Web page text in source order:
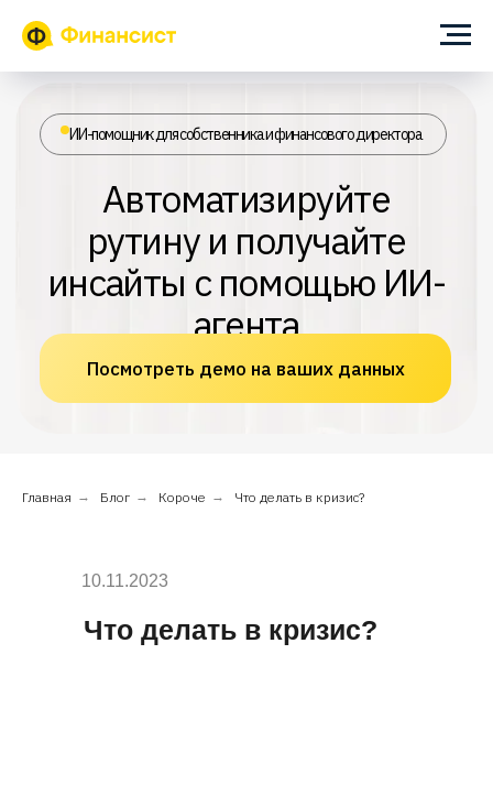
Автоматизируйте
инсайты с помощью ИИ-
агента
Посмотреть демо на ваших данных
Главная → Блог → Короче → Что делать в кризис?
Что делать в кризис?
10.11.2023